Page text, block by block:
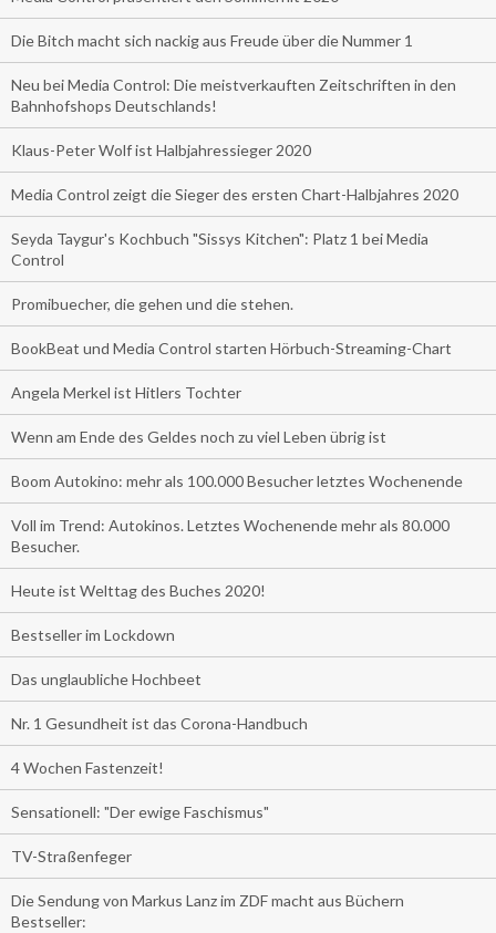
Die Bitch macht sich nackig aus Freude über die Nummer 1
Neu bei Media Control: Die meistverkauften Zeitschriften in den
Bahnhofshops Deutschlands!
Klaus-Peter Wolf ist Halbjahressieger 2020
Media Control zeigt die Sieger des ersten Chart-Halbjahres 2020
Seyda Taygur's Kochbuch "Sissys Kitchen": Platz 1 bei Media
Control
Promibuecher, die gehen und die stehen.
BookBeat und Media Control starten Hörbuch-Streaming-Chart
Angela Merkel ist Hitlers Tochter
Wenn am Ende des Geldes noch zu viel Leben übrig ist
Boom Autokino: mehr als 100.000 Besucher letztes Wochenende
Voll im Trend: Autokinos. Letztes Wochenende mehr als 80.000
Besucher.
Heute ist Welttag des Buches 2020!
Bestseller im Lockdown
Das unglaubliche Hochbeet
Nr. 1 Gesundheit ist das Corona-Handbuch
4 Wochen Fastenzeit!
Sensationell: "Der ewige Faschismus"
TV-Straßenfeger
Die Sendung von Markus Lanz im ZDF macht aus Büchern
Bestseller: